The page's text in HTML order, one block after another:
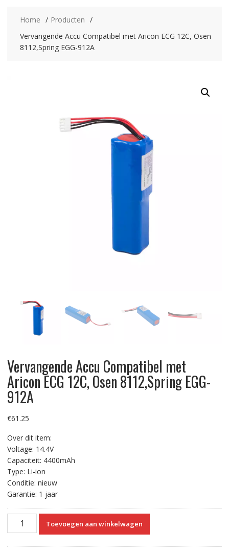
Home
Producten
Vervangende Accu Compatibel met Aricon ECG 12C, Osen
8112,Spring EGG-912A
Vervangende Accu Compatibel met
Aricon ECG 12C, Osen 8112,Spring EGG-
912A
€61.25
Over dit item:
Voltage: 14.4V
Capaciteit: 4400mAh
Type: Li-ion
Conditie: nieuw
Garantie: 1 jaar
Vervangende
Accu
Toevoegen aan winkelwagen